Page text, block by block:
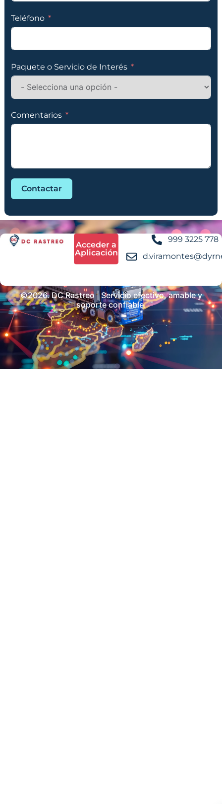
Teléfono
Paquete o Servicio de Interés
Comentarios
Contactar
Acceder a
Aplicación
999 3225 778
©2026. DC Rastreo | Servicio efectivo, amable y
soporte confiable.